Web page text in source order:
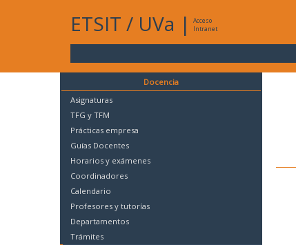
ETSIT / UVa |
Acceso
Intranet
Docencia
Asignaturas
TFG y TFM
Prácticas empresa
Guías Docentes
Horarios y exámenes
Coordinadores
Calendario
Profesores y tutorías
Departamentos
Trámites